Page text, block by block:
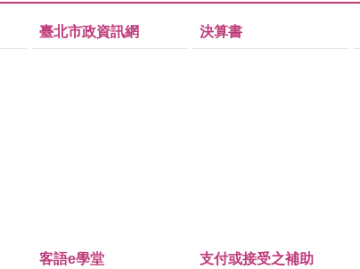
臺北市政資訊網 決算書
客語e學堂 支付或接受之補助